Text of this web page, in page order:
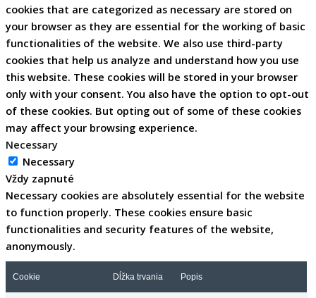
cookies that are categorized as necessary are stored on
your browser as they are essential for the working of basic
functionalities of the website. We also use third-party
cookies that help us analyze and understand how you use
this website. These cookies will be stored in your browser
only with your consent. You also have the option to opt-out
of these cookies. But opting out of some of these cookies
may affect your browsing experience.
Necessary
Necessary
Vždy zapnuté
Necessary cookies are absolutely essential for the website
to function properly. These cookies ensure basic
functionalities and security features of the website,
anonymously.
Cookie Dĺžka trvania Popis